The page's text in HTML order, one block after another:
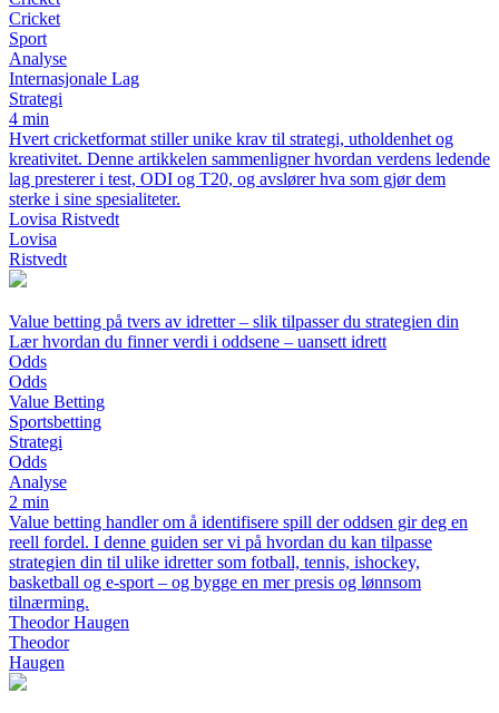
Cricket
Sport
Analyse
Internasjonale Lag
Strategi
4 min
Hvert cricketformat stiller unike krav til strategi, utholdenhet og
kreativitet. Denne artikkelen sammenligner hvordan verdens ledende
lag presterer i test, ODI og T20, og avslører hva som gjør dem
sterke i sine spesialiteter.
Lovisa Ristvedt
Lovisa
Ristvedt
Value betting på tvers av idretter – slik tilpasser du strategien din
Lær hvordan du finner verdi i oddsene – uansett idrett
Odds
Odds
Value Betting
Sportsbetting
Strategi
Odds
Analyse
2 min
Value betting handler om å identifisere spill der oddsen gir deg en
reell fordel. I denne guiden ser vi på hvordan du kan tilpasse
strategien din til ulike idretter som fotball, tennis, ishockey,
basketball og e-sport – og bygge en mer presis og lønnsom
tilnærming.
Theodor Haugen
Theodor
Haugen